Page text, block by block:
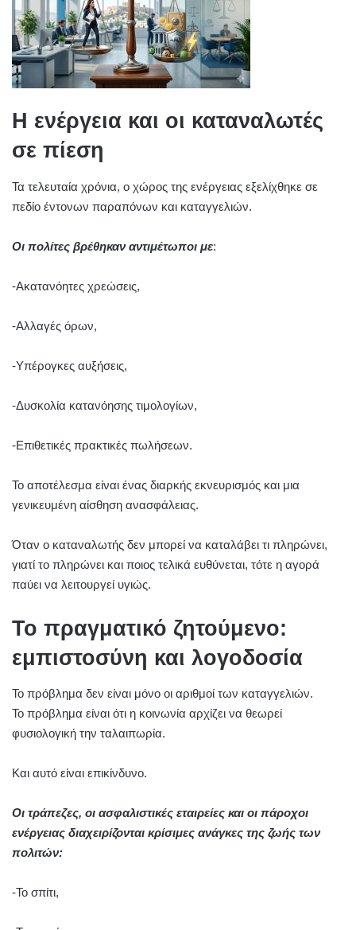
Η ενέργεια και οι καταναλωτές
σε πίεση
Τα τελευταία χρόνια, ο χώρος της ενέργειας εξελίχθηκε σε
πεδίο έντονων παραπόνων και καταγγελιών.
Οι πολίτες βρέθηκαν αντιμέτωποι με:
-Ακατανόητες χρεώσεις,
-Αλλαγές όρων,
-Υπέρογκες αυξήσεις,
-Δυσκολία κατανόησης τιμολογίων,
-Επιθετικές πρακτικές πωλήσεων.
Το αποτέλεσμα είναι ένας διαρκής εκνευρισμός και μια
γενικευμένη αίσθηση ανασφάλειας.
Όταν ο καταναλωτής δεν μπορεί να καταλάβει τι πληρώνει,
γιατί το πληρώνει και ποιος τελικά ευθύνεται, τότε η αγορά
παύει να λειτουργεί υγιώς.
Το πραγματικό ζητούμενο:
εμπιστοσύνη και λογοδοσία
Το πρόβλημα δεν είναι μόνο οι αριθμοί των καταγγελιών.
Το πρόβλημα είναι ότι η κοινωνία αρχίζει να θεωρεί
φυσιολογική την ταλαιπωρία.
Και αυτό είναι επικίνδυνο.
Οι τράπεζες, οι ασφαλιστικές εταιρείες και οι πάροχοι
ενέργειας διαχειρίζονται κρίσιμες ανάγκες της ζωής των
πολιτών:
-Το σπίτι,